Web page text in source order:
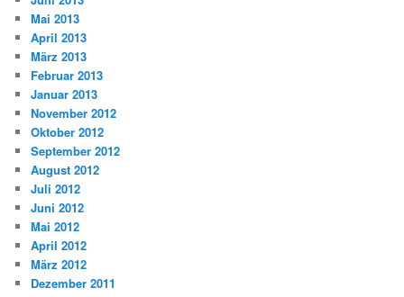
Mai 2013
April 2013
März 2013
Februar 2013
Januar 2013
November 2012
Oktober 2012
September 2012
August 2012
Juli 2012
Juni 2012
Mai 2012
April 2012
März 2012
Dezember 2011